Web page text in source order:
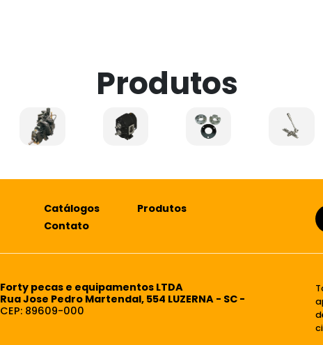
Produtos
Catálogos
Produtos
Contato
Forty pecas e equipamentos LTDA
Rua Jose Pedro Martendal, 554 LUZERNA - SC -
CEP: 89609-000